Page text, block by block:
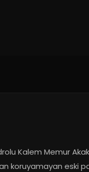
Kalem Memur
koruyamayan eski